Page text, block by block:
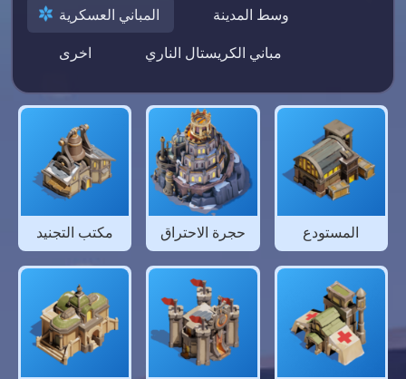
المباني العسكرية
وسط المدينة
اخرى
مباني الكريستال الناري
مكتب التجنيد حجرة الاحتراق المستودع